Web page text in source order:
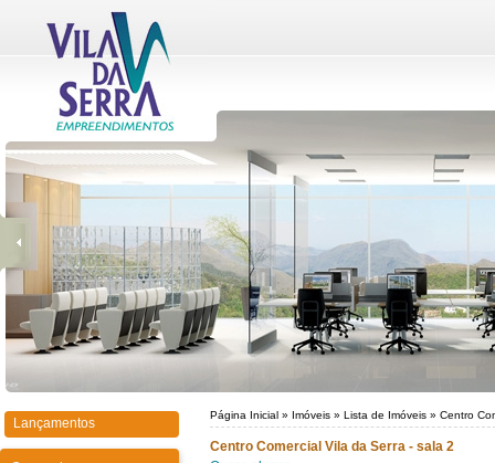
Lançamentos
Página Inicial » Imóveis » Lista de Imóveis » Centro
Centro Comercial Vila da Serra - sala 2